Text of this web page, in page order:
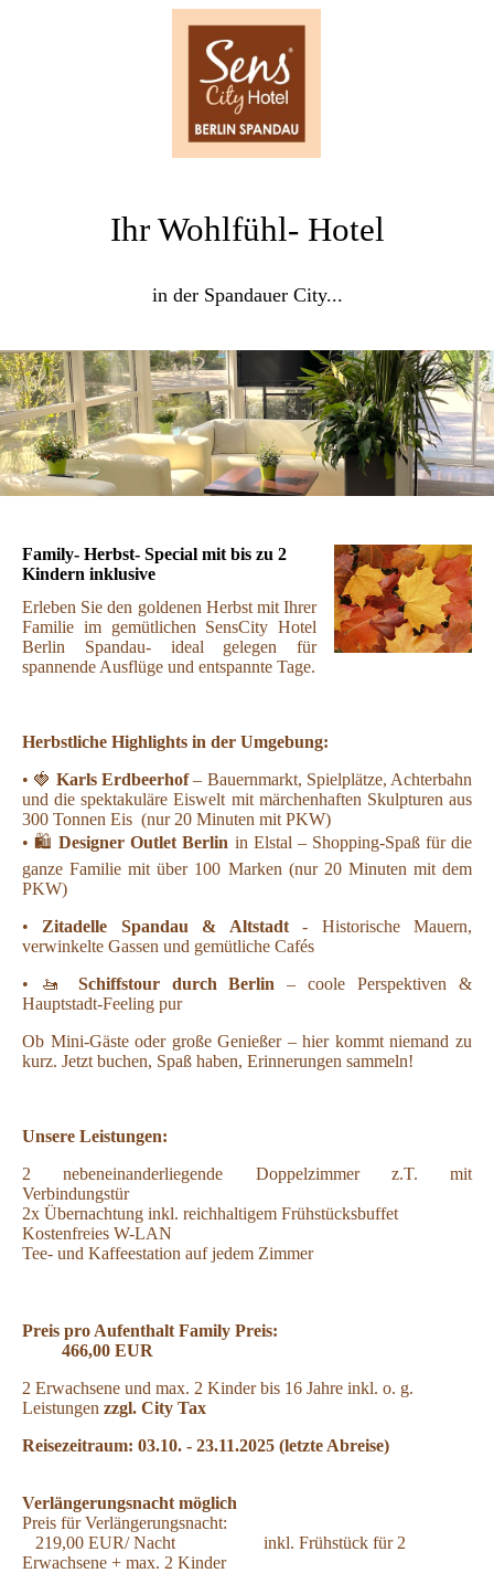
Ihr Wohlfühl- Hotel
in der Spandauer City...
Family- Herbst- Special mit bis zu 2
Kindern inklusive
Erleben Sie den goldenen Herbst mit Ihrer
Familie im gemütlichen SensCity Hotel
Berlin Spandau- ideal gelegen für
spannende Ausflüge und entspannte Tage.
Herbstliche Highlights in der Umgebung:
• 🍓 Karls Erdbeerhof– Bauernmarkt, Spielplätze, Achterbahn
und die spektakuläre Eiswelt mit märchenhaften Skulpturen aus
300 Tonnen Eis (nur 20 Minuten mit PKW)
• 🛍️Designer Outlet Berlin in Elstal – Shopping-Spaß für die
ganze Familie mit über 100 Marken (nur 20 Minuten mit dem
PKW)
• Zitadelle Spandau & Altstadt- Historische Mauern,
verwinkelte Gassen und gemütliche Cafés
• 🚤 Schiffstour durch Berlin – coole Perspektiven &
Hauptstadt-Feeling pur
Ob Mini-Gäste oder große Genießer – hier kommt niemand zu
kurz. Jetzt buchen, Spaß haben, Erinnerungen sammeln!
Unsere Leistungen:
2 nebeneinanderliegende Doppelzimmer z.T. mit
Verbindungstür
2x Übernachtung inkl. reichhaltigem Frühstücksbuffet
Kostenfreies W-LAN
Tee- und Kaffeestation auf jedem Zimmer
Preis pro Aufenthalt Family Preis:
466,00 EUR
2 Erwachsene und max. 2 Kinder bis 16 Jahre inkl. o. g.
Leistungen zzgl. City Tax
Reisezeitraum: 03.10. - 23.11.2025 (letzte Abreise)
Verlängerungsnacht möglich
Preis für Verlängerungsnacht:
219,00 EUR/ Nacht inkl. Frühstück für 2
Erwachsene + max. 2 Kinder